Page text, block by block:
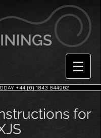
+44 (0) 1843 844962
for